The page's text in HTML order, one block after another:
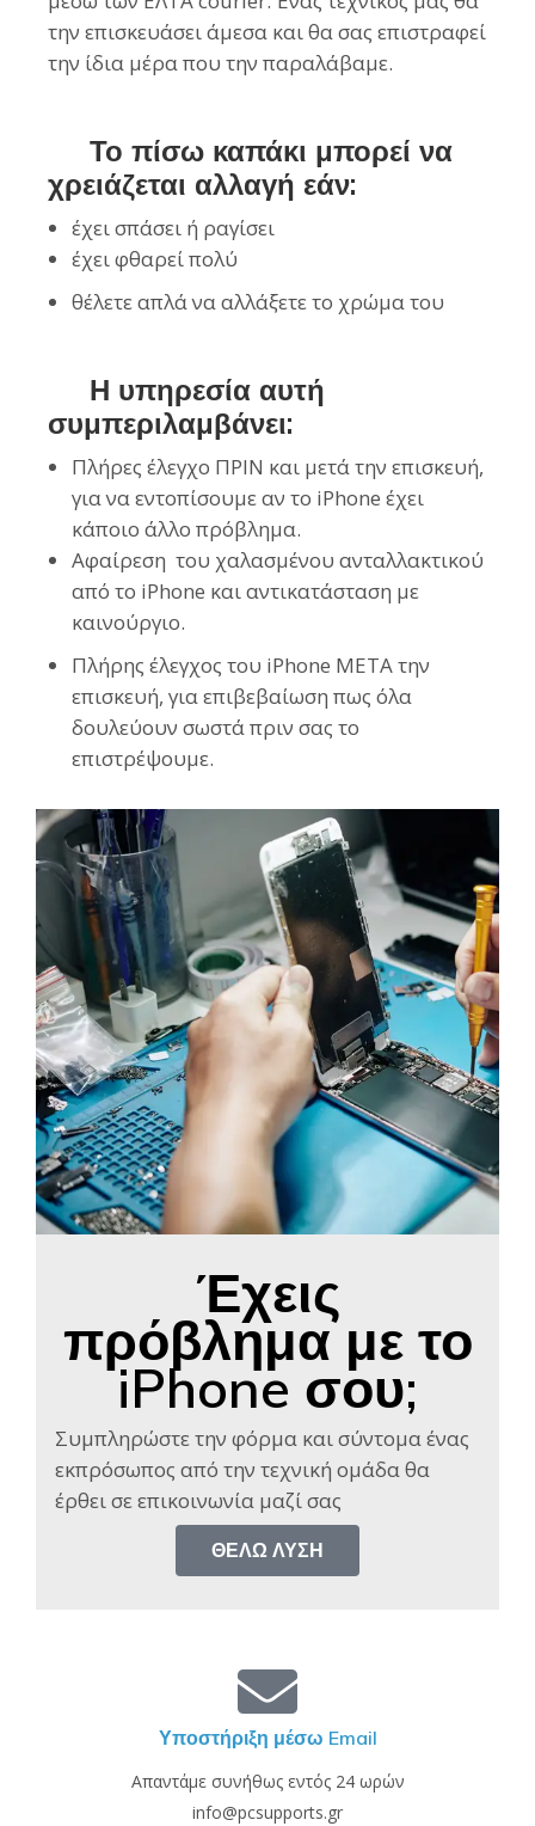
την επισκευάσει άμεσα και θα σας επιστραφεί
την ίδια μέρα που την παραλάβαμε.
Το πίσω καπάκι μπορεί να
χρειάζεται αλλαγή εάν:
έχει σπάσει ή ραγίσει
έχει φθαρεί πολύ
θέλετε απλά να αλλάξετε το χρώμα του
Η υπηρεσία αυτή
συμπεριλαμβάνει:
Πλήρες έλεγχο ΠΡΙΝ και μετά την επισκευή,
για να εντοπίσουμε αν το iPhone έχει
κάποιο άλλο πρόβλημα.
Αφαίρεση του χαλασμένου ανταλλακτικού
από το iPhone και αντικατάσταση με
καινούργιο.
Πλήρης έλεγχος του iPhone ΜΕΤΑ την
επισκευή, για επιβεβαίωση πως όλα
δουλεύουν σωστά πριν σας το
επιστρέψουμε.
Έχεις
πρόβλημα με το
iPhone σου;
Συμπληρώστε την φόρμα και σύντομα ένας
εκπρόσωπος από την τεχνική ομάδα θα
έρθει σε επικοινωνία μαζί σας​
ΘΈΛΩ ΛΎΣΗ
Υποστήριξη μέσω Email
Απαντάμε συνήθως εντός 24 ωρών
info@pcsupports.gr